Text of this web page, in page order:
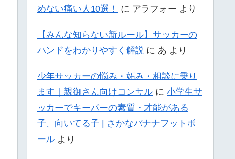
めない痛い人10選！
に アラフォー より
【みんな知らない新ルール】サッカーの
ハンドをわかりやすく解説 に あ より
少年サッカーの悩み・妬み・相談に乗り
ます｜親御さん向けコンサル に 小学生サ
ッカーでキーパーの素質・才能がある
子、向いてる子 | さかなバナナフットボ
ール より